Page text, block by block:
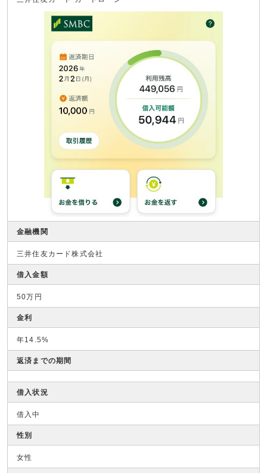
金融機関
三井住友カード株式会社
借入金額
50万円
金利
年14.5%
返済までの期間
借入状況
借入中
性別
女性